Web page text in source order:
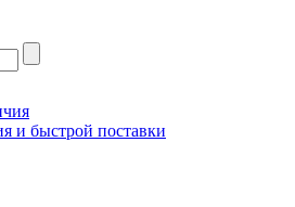
и быстрой поставки